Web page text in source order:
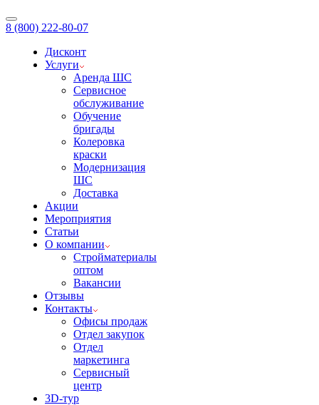
8 (800) 222-80-07
Дисконт
Услуги
Аренда ШС
Сервисное
обслуживание
Обучение
бригады
Колеровка
краски
Модернизация
ШС
Доставка
Акции
Мероприятия
Статьи
О компании
Стройматериалы
оптом
Вакансии
Отзывы
Контакты
Офисы продаж
Отдел закупок
Отдел
маркетинга
Сервисный
центр
3D-тур